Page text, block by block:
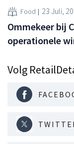
Food 23 Juli,
Ommekeer bij
operationele
Volg